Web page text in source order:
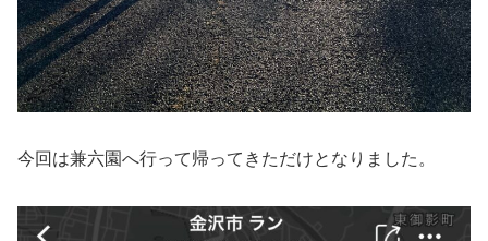
今回は兼六園へ行って帰ってきただけとなりました。